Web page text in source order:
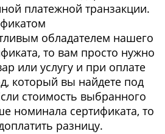
платежной транзакции.
обладателем нашего
то вам просто нужно
или услугу и при оплате
который вы найдете под
стоимость выбранного
номинала сертификата, то
разницу.